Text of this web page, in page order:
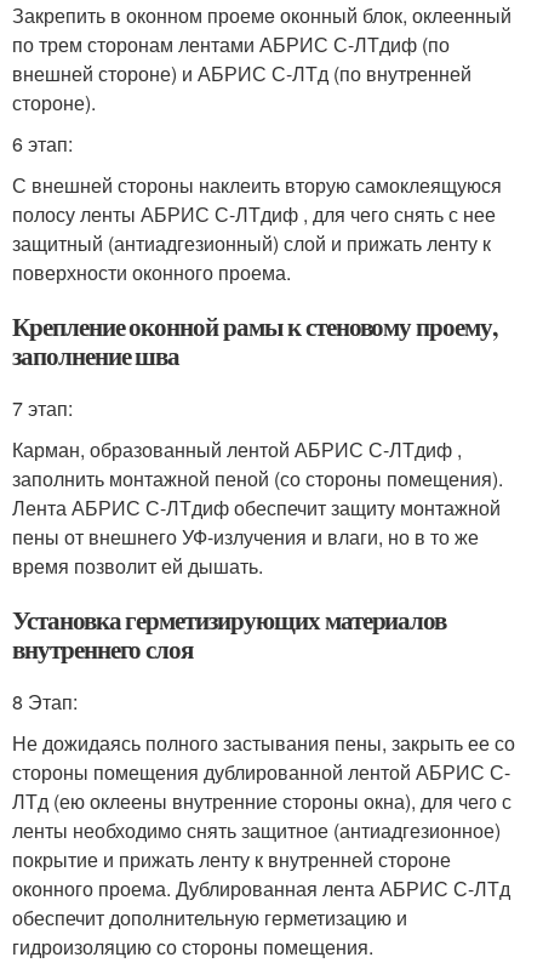
Закрепить в оконном проемe оконный блок, оклеенный
по трем сторонам лентами АБРИС С-ЛТдиф (по
внешней стороне) и АБРИС С-ЛТд (по внутренней
стороне).
6 этап:
С внешней стороны наклеить вторую самоклеящуюся
полосу ленты АБРИС С-ЛТдиф , для чего снять с нее
защитный (антиадгезионный) слой и прижать ленту к
поверхности оконного проема.
Крепление оконной рамы к стеновому проему,
заполнение шва
7 этап:
Карман, образованный лентой АБРИС С-ЛТдиф ,
заполнить монтажной пеной (со стороны помещения).
Лента АБРИС С-ЛТдиф обеспечит защиту монтажной
пены от внешнего УФ-излучения и влаги, но в то же
время позволит ей дышать.
Установка герметизирующих материалов
внутреннего слоя
8 Этап:
Не дожидаясь полного застывания пены, закрыть ее со
стороны помещения дублированной лентой АБРИС С-
ЛТд (ею оклеены внутренние стороны окна), для чего с
ленты необходимо снять защитное (антиадгезионное)
покрытие и прижать ленту к внутренней стороне
оконного проема. Дублированная лента АБРИС С-ЛТд
обеспечит дополнительную герметизацию и
гидроизоляцию со стороны помещения.